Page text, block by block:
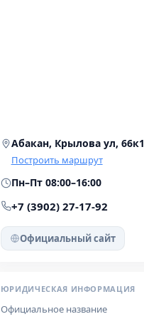
Абакан, Крылова ул, 66к1
Построить маршрут
Пн–Пт 08:00–16:00
+7 (3902) 27-17-92
Официальный сайт
ЮРИДИЧЕСКАЯ ИНФОРМАЦИЯ
Официальное название